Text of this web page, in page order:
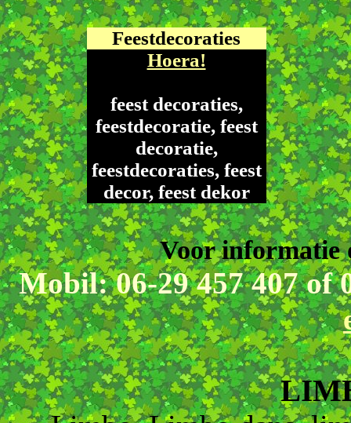
Feestdecoraties
Hoera!
feest decoraties,
feestdecoratie, feest
decoratie,
feestdecoraties, feest
decor, feest dekor
Voor informatie
Mobil: 06-29 457 407 of